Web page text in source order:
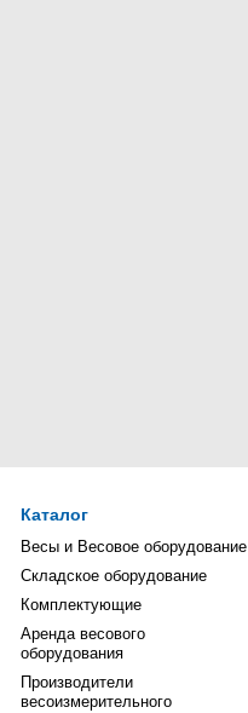
Каталог
Весы и Весовое оборудование
Складское оборудование
Комплектующие
Аренда весового
оборудования
Производители
весоизмерительного